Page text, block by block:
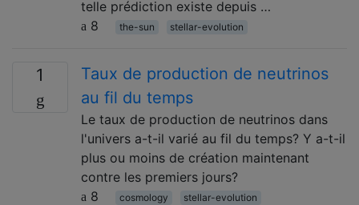
telle prédiction existe depuis …
8
the-sun stellar-evolution
1
Taux de production de neutrinos
au fil du temps
Le taux de production de neutrinos dans
l'univers a-t-il varié au fil du temps? Y a-t-il
plus ou moins de création maintenant
contre les premiers jours?
8
cosmology stellar-evolution